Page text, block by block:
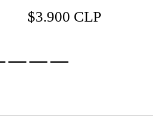
$3.900 CLP